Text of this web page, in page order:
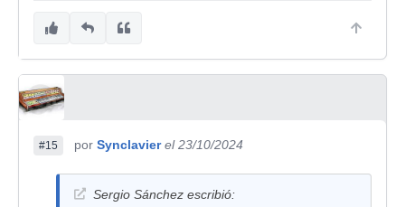
#15 por Synclavier el 23/10/2024
Sergio Sánchez escribió: